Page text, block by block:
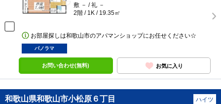
敷 － / 礼 －
2階 / 1K / 19.35㎡
お部屋探しは和歌山市のアパマンショップにお任せください☆
パノラマ
お問い合わせ(無料) お気に入り
和歌山県和歌山市小松原６丁目 ハイツ